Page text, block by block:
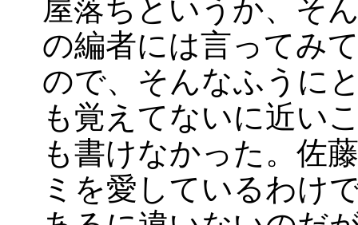
屋落ちというか、そ
の編者には言ってみ
ので、そんなふうに
も覚えてないに近い
も書けなかった。佐
ミを愛しているわけ